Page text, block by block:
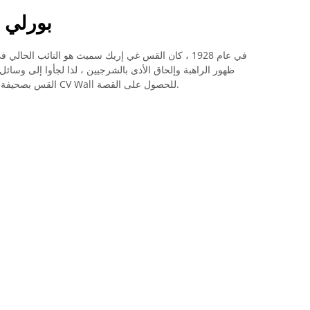
في عام 1928 ، كان القس غي إريك سميث هو النائب
ظهور الراهبة وإلحاق الأذى بالشرجيين ، لذا لجأوا إلى
القس
، التي أرسلت إلى جانب مراسل CV Wall للحصول على القصة.